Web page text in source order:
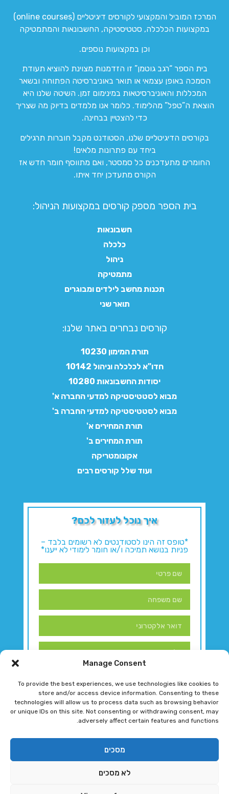
Manage Consent
To provide the best experiences, we use technologies like cookies to
store and/or access device information. Consenting to these
technologies will allow us to process data such as browsing behavior
or unique IDs on this site. Not consenting or withdrawing consent, may
adversely affect certain features and functions.
מסכים
לא מסכים
המרכז המוביל והמקצועי לקורסים דיגיטליים (online courses)
במקצועות הכלכלה, סטטיסטיקה, החשבונאות והמתמטיקה
וכן במקצועות נוספים.
בית הספר “רגב גוטמן” זו הזדמנות מצוינת להוציא תעודת
הסמכה באופן עצמאי או תואר באוניברסיטה הפתוחה ובשאר
המכללות והאוניברסיטאות במינימום זמן. השיטה שלנו היא
הוצאת ה”טפל” מהלימוד. כלומר אנו מלמדים בדיוק מה שצריך
כדי להצטיין בבחינה.
בקורסים הדיגיטליים שלנו, הסטודנט מקבל חוברות תרגילים
ביחד עם פתרונות מלאים!
החומרים מתעדכנים כל סמסטר, ואם מתווסף חומר חדש אז
הקורס מתעדכן יחד איתו.
בית הספר מספק קורסים במקצועות הניהול:
חשבונאות
כלכלה
ניהול
מתמטיקה
תכנות מחשב לילדים ומבוגרים
תואר שני
קורסים נבחרים באתר שלנו:​
תורת המימון 10230
חדו"א לכלכלה וניהול 10142
יסודות החשבונאות 10280
מבוא לסטטיסטיקה למדעי החברה א'
מבוא לסטטיסטיקה למדעי החברה ב'
תורת המחירים א'
תורת המחירים ב'
אקונומטריקה
ועוד שלל קורסים רבים
איך נוכל לעזור לכם?
*טופס זה הינו לסטודנטים לא רשומים בלבד –
פניות בנושא תמיכה ו/או חומר לימודי לא ייענו*